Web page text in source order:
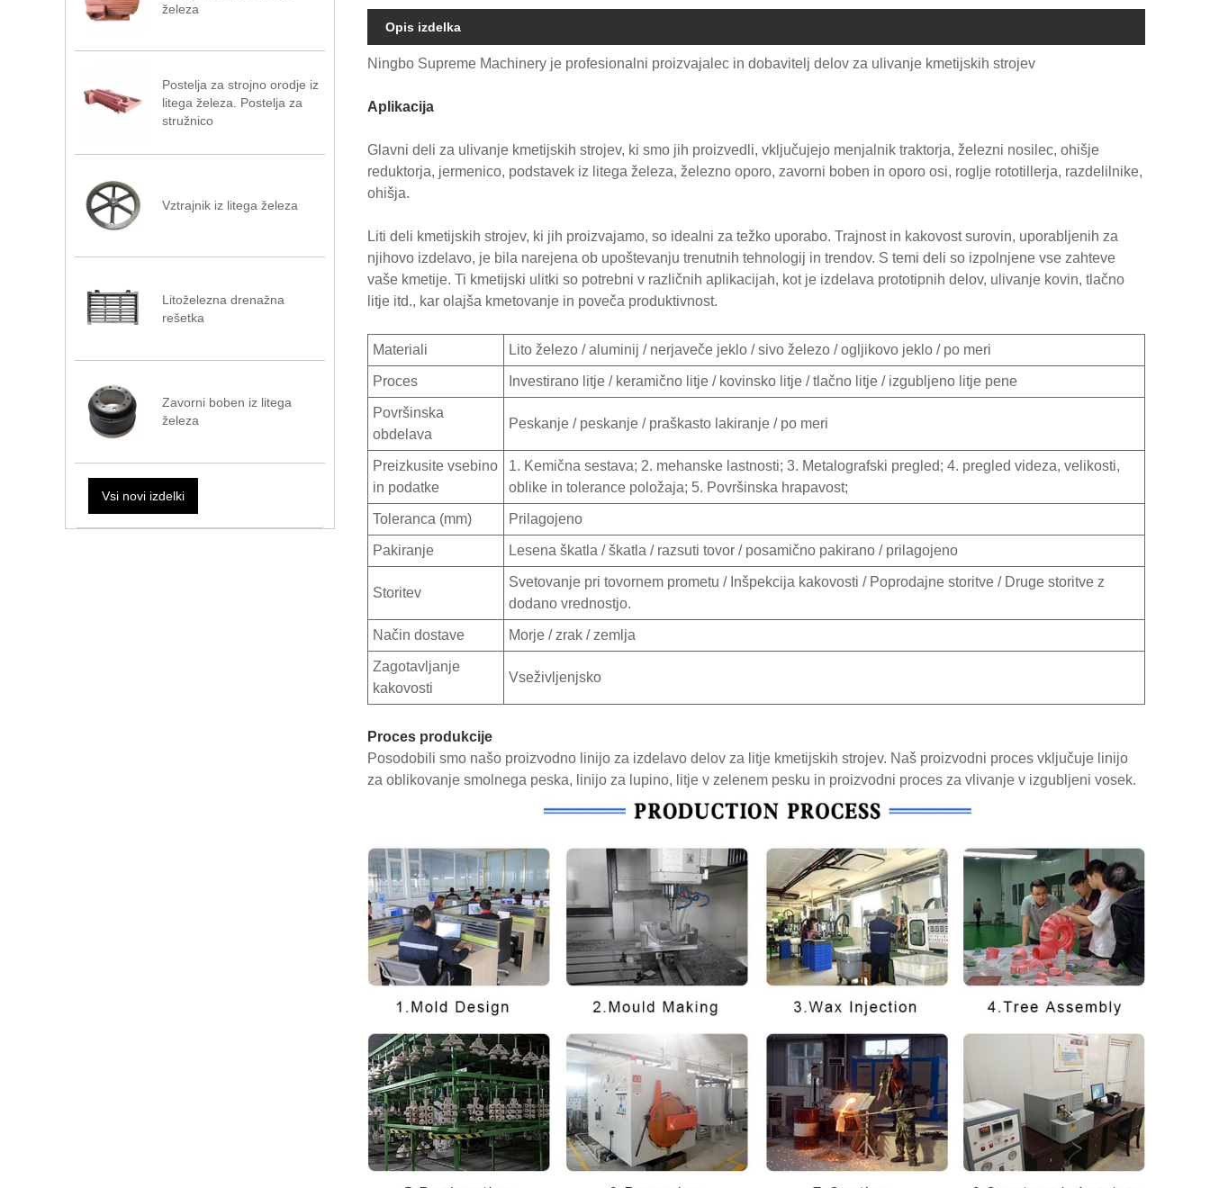
železa
Postelja za strojno orodje iz
litega železa. Postelja za
stružnico
Vztrajnik iz litega železa
Litoželezna drenažna
rešetka
Zavorni boben iz litega
železa
Vsi novi izdelki
Opis izdelka
Ningbo Supreme Machinery je profesionalni proizvajalec in dobavitelj delov za ulivanje kmetijskih strojev
Aplikacija
Glavni deli za ulivanje kmetijskih strojev, ki smo jih proizvedli, vključujejo menjalnik traktorja, železni nosilec, ohišje
reduktorja, jermenico, podstavek iz litega železa, železno oporo, zavorni boben in oporo osi, roglje rototillerja, razdelilnike,
ohišja.
Liti deli kmetijskih strojev, ki jih proizvajamo, so idealni za težko uporabo. Trajnost in kakovost surovin, uporabljenih za
njihovo izdelavo, je bila narejena ob upoštevanju trenutnih tehnologij in trendov. S temi deli so izpolnjene vse zahteve
vaše kmetije. Ti kmetijski ulitki so potrebni v različnih aplikacijah, kot je izdelava prototipnih delov, ulivanje kovin, tlačno
litje itd., kar olajša kmetovanje in poveča produktivnost.
Materiali Lito železo / aluminij / nerjaveče jeklo / sivo železo / ogljikovo jeklo / po meri
Proces Investirano litje / keramično litje / kovinsko litje / tlačno litje / izgubljeno litje pene
Površinska
obdelava
Peskanje / peskanje / praškasto lakiranje / po meri
Preizkusite vsebino
in podatke
1. Kemična sestava; 2. mehanske lastnosti; 3. Metalografski pregled; 4. pregled videza, velikosti,
oblike in tolerance položaja; 5. Površinska hrapavost;
Toleranca (mm) Prilagojeno
Pakiranje Lesena škatla / škatla / razsuti tovor / posamično pakirano / prilagojeno
Storitev
Svetovanje pri tovornem prometu / Inšpekcija kakovosti / Poprodajne storitve / Druge storitve z
dodano vrednostjo.
Način dostave Morje / zrak / zemlja
Zagotavljanje
kakovosti
Vseživljenjsko
Proces produkcije
Posodobili smo našo proizvodno linijo za izdelavo delov za litje kmetijskih strojev. Naš proizvodni proces vključuje linijo
za oblikovanje smolnega peska, linijo za lupino, litje v zelenem pesku in proizvodni proces za vlivanje v izgubljeni vosek.